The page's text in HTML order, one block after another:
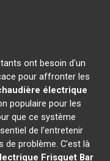
ont besoin d'un
pour affronter les
électrique
populaire pour les
que ce système
de l'entretenir
de problème. C'est là
Frisquet Bar